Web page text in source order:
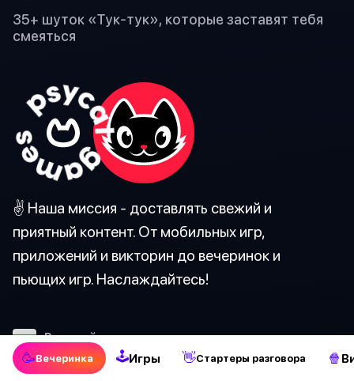
🥳Вечеринка 🕹Игры 👋Стартеры разговора 🍿
35+ шуток «Тук-тук», которые заставят тебя
смеяться
✌️ Наша миссия - доставлять свежий и
приятный контент. От мобильных игр,
приложений и викторин до вечеринок и
пьющих игр. Наслаждайтесь!
Pусский
О нас